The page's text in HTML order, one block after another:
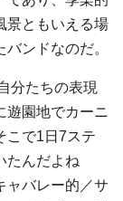
景ともいえる場
ンドなのだ。
分たちの表現
遊園地でカーニ
こで1日7ステ
たんだよね
ャバレー的／サ